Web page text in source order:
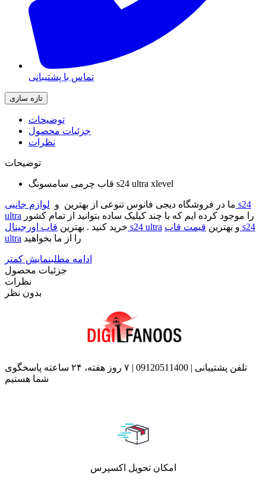
تماس با پشتیبانی
توضیحات
جزئیات محصول
نظرات
توضیحات
قاب چرمی سامسونگ s24 ultra xlevel
ما در فروشگاه دیجی فانوس تنوعی از بهترین و لوازم جانبی s24
ultra
خرید کنید . بهترین قاب اورجینال s24 ultra و بهترین قیمت قاب s24
ultra را از ما بخواهید
ادامه مطلبنمایش کمتر
جزئیات محصول
نظرات
بدون نظر
تلفن پشتیبانی | 09120511400 | ۷ روز هفته، ۲۴ ساعته پاسخگوی
شما هستیم
امکان تحویل اکسپرس